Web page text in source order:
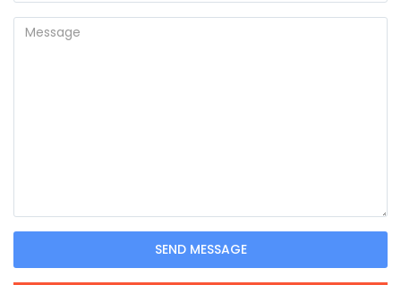
SEND MESSAGE